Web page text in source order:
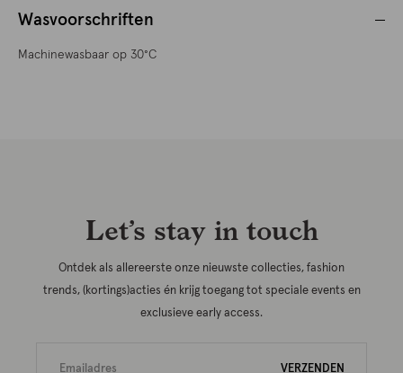
Wasvoorschriften
Machinewasbaar op 30°C
Let’s stay in touch
Ontdek als allereerste onze nieuwste collecties, fashion
trends, (kortings)acties én krijg toegang tot speciale events en
exclusieve early access.
VERZENDEN